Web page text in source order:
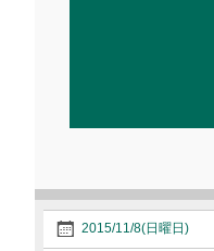
2015/11/8(日曜日)